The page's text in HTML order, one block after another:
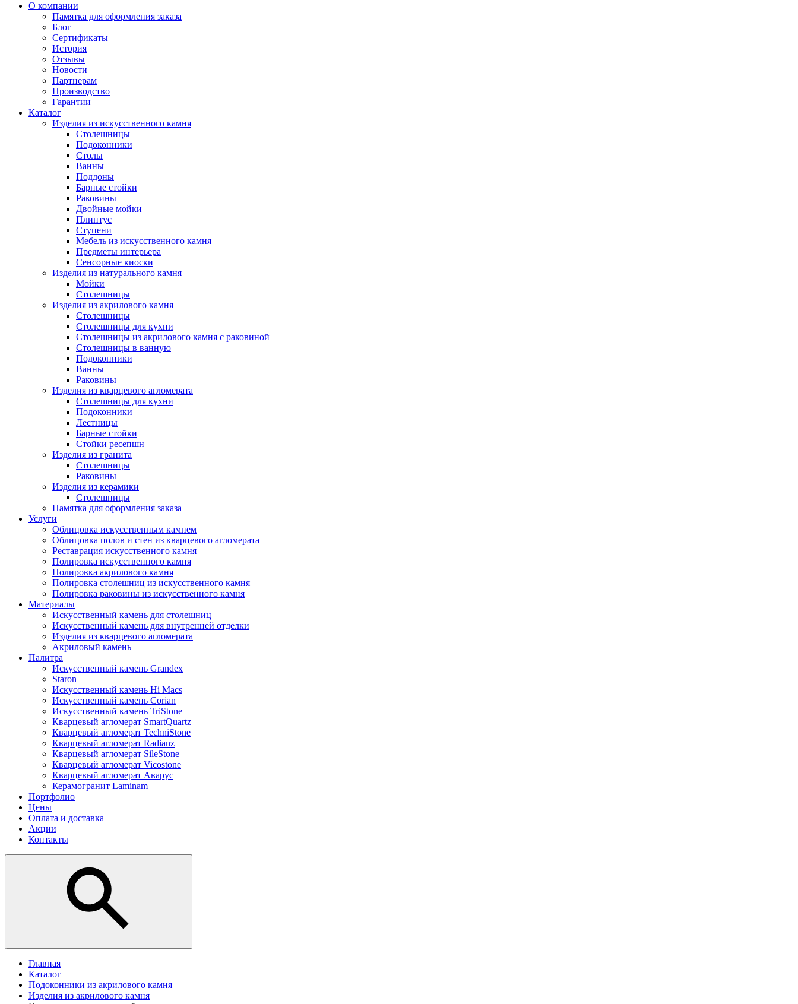
О компании
Памятка для оформления заказа
Блог
Сертификаты
История
Отзывы
Новости
Партнерам
Производство
Гарантии
Каталог
Изделия из искусственного камня
Столешницы
Подоконники
Столы
Ванны
Поддоны
Барные стойки
Раковины
Двойные мойки
Плинтус
Ступени
Мебель из искусственного камня
Предметы интерьера
Сенсорные киоски
Изделия из натурального камня
Мойки
Столешницы
Изделия из акрилового камня
Столешницы
Столешницы для кухни
Столешницы из акрилового камня с раковиной
Столешницы в ванную
Подоконники
Ванны
Раковины
Изделия из кварцевого агломерата
Столешницы для кухни
Подоконники
Лестницы
Барные стойки
Стойки ресепшн
Изделия из гранита
Столешницы
Раковины
Изделия из керамики
Столешницы
Памятка для оформления заказа
Услуги
Облицовка искусственным камнем
Облицовка полов и стен из кварцевого агломерата
Реставрация искусственного камня
Полировка искусственного камня
Полировка акрилового камня
Полировка столешниц из искусственного камня
Полировка раковины из искусственного камня
Материалы
Искусственный камень для столешниц
Искусственный камень для внутренней отделки
Изделия из кварцевого агломерата
Акриловый камень
Палитра
Искусственный камень Grandex
Staron
Искусственный камень Hi Macs
Искусственный камень Corian
Искусственный камень TriStone
Кварцевый агломерат SmartQuartz
Кварцевый агломерат TechniStone
Кварцевый агломерат Radianz
Кварцевый агломерат SileStone
Кварцевый агломерат Vicostone
Кварцевый агломерат Аварус
Керамогранит Laminam
Портфолио
Цены
Оплата и доставка
Акции
Контакты
Главная
Каталог
Подоконники из акрилового камня
Изделия из акрилового камня